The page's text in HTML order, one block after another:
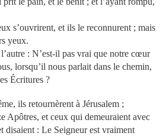
s’ouvrirent, et ils le reconnurent ; mais
yeux.
: N’est-il pas vrai que notre cœur
lorsqu’il nous parlait dans le chemin,
Écritures ?
ils retournèrent à Jérusalem ;
Apôtres, et ceux qui demeuraient avec
disaient : Le Seigneur est vraiment